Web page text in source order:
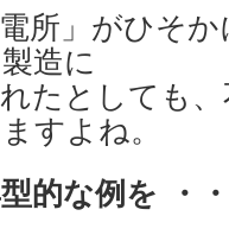
電所」がひそ
造に
たとしても
すよね。
的な例を ・